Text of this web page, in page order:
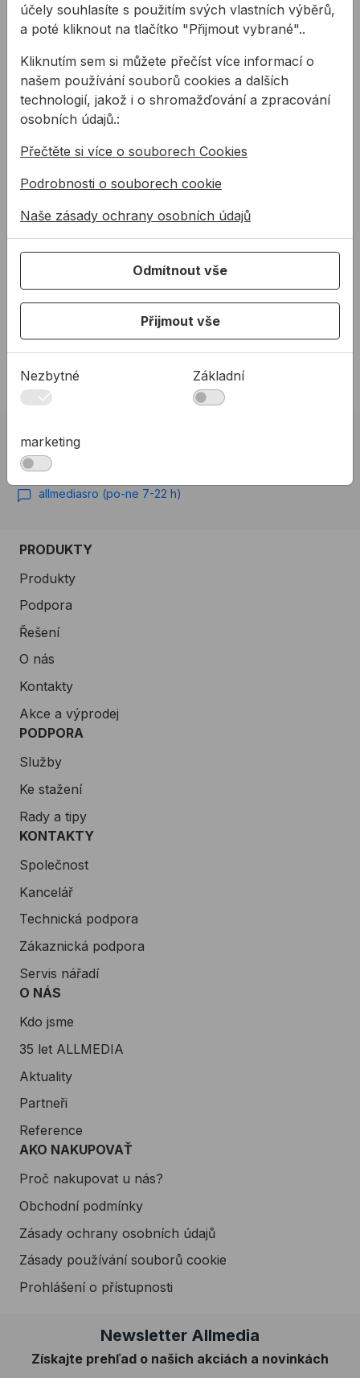
Sada PROFIL DIAMOND
8-dílná
6 ks sada vrtáků do keramiky,
gresu, sklobetonu a pod.
spolu se šablonou a pumpou
na mokré vrtání.
1879,63 Kč
1 879,63Kč s DPH
Na skladě
Vrták PROFIL DIAMOND
Ideální nástroj pro vrtání do
dlaždic a obkladů. Využití: Pro
vrtání do extrémně tvrdých
od 1057,53 Kč
634,52 Kč
634,52Kč s DPH
Na skladě
02 623 10 920
allmedia@allmedia.sk
allmediasro (po-ne 7-22 h)
PRODUKTY
Produkty
Podpora
Řešení
O nás
Kontakty
Akce a výprodej
PODPORA
Služby
Ke stažení
Rady a tipy
KONTAKTY
Společnost
Kancelář
Technická podpora
Zákaznická podpora
Servis nářadí
O NÁS
Kdo jsme
35 let ALLMEDIA
Aktuality
Partneři
Reference
AKO NAKUPOVAŤ
Proč nakupovat u nás?
Obchodní podmínky
Zásady ochrany osobních údajů
Zásady používání souborů cookie
Prohlášení o přístupnosti
Newsletter Allmedia
Získajte prehľad o našich akciách a novinkách
účely souhlasíte s použitím svých vlastních výběrů,
a poté kliknout na tlačítko "Přijmout vybrané"..
Kliknutím sem si můžete přečíst více informací o
našem používání souborů cookies a dalších
technologií, jakož i o shromažďování a zpracování
osobních údajů.:
Přečtěte si více o souborech Cookies
Podrobnosti o souborech cookie
Naše zásady ochrany osobních údajů
Odmítnout vše
Přijmout vše
Nezbytné Základní
marketing